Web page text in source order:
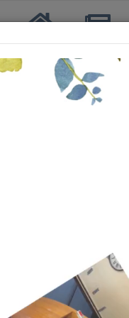
Inicio Noticias
Ranking SENIOR PRIMERA
Ranking DOBLES A
Ranking DOBLES B
Estatura